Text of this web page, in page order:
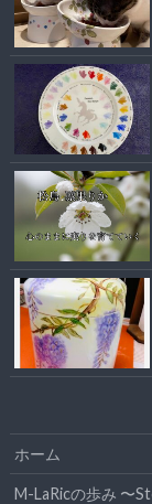
ホーム
M-LaRicの歩み 〜